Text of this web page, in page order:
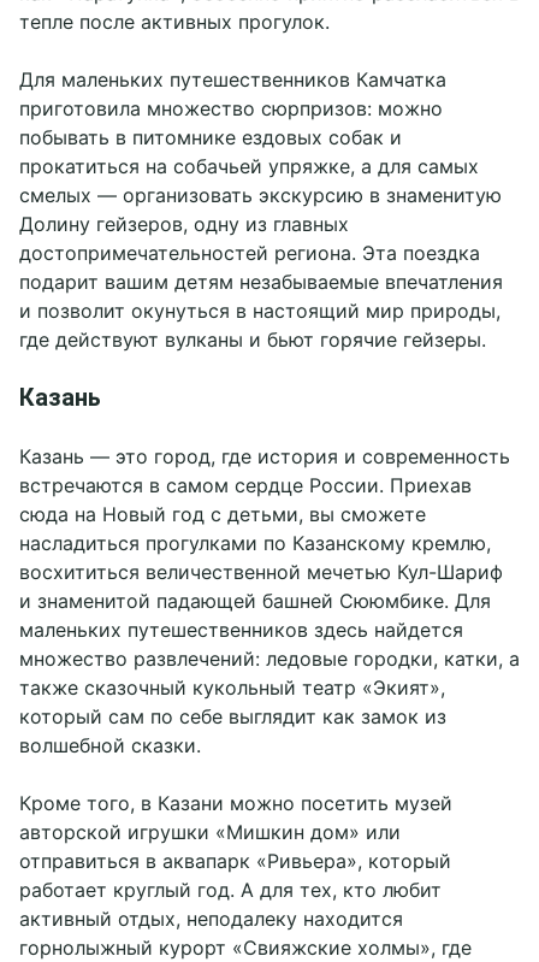
тепле после активных прогулок.
Для маленьких путешественников Камчатка
приготовила множество сюрпризов: можно
побывать в питомнике ездовых собак и
прокатиться на собачьей упряжке, а для самых
смелых — организовать экскурсию в знаменитую
Долину гейзеров, одну из главных
достопримечательностей региона. Эта поездка
подарит вашим детям незабываемые впечатления
и позволит окунуться в настоящий мир природы,
где действуют вулканы и бьют горячие гейзеры.
Казань
Казань — это город, где история и современность
встречаются в самом сердце России. Приехав
сюда на Новый год с детьми, вы сможете
насладиться прогулками по Казанскому кремлю,
восхититься величественной мечетью Кул-Шариф
и знаменитой падающей башней Сююмбике. Для
маленьких путешественников здесь найдется
множество развлечений: ледовые городки, катки, а
также сказочный кукольный театр «Экият»,
который сам по себе выглядит как замок из
волшебной сказки.
Кроме того, в Казани можно посетить музей
авторской игрушки «Мишкин дом» или
отправиться в аквапарк «Ривьера», который
работает круглый год. А для тех, кто любит
активный отдых, неподалеку находится
горнолыжный курорт «Свияжские холмы», где